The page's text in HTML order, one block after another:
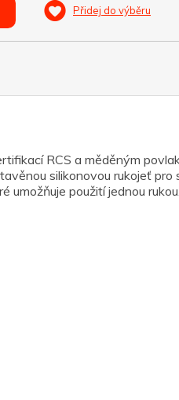
Přidej do výběru
RCS a měděným
silikonovou rukojeť pro
použití jednou